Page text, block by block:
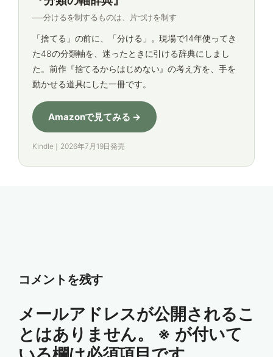
──分けるを制するものは、片づけを制す
「捨てる」の前に、「分ける」。現場で14年使ってき
た48の分類軸を、迷ったときに引ける辞典にしまし
た。前作『捨てるからはじめない』の考え方を、手を
動かせる道具にした一冊です。
Amazonで見てみる →
Kindle｜2026年7月19日発売
コメントを残す
メールアドレスが公開されるこ
とはありません。
※ が付いて